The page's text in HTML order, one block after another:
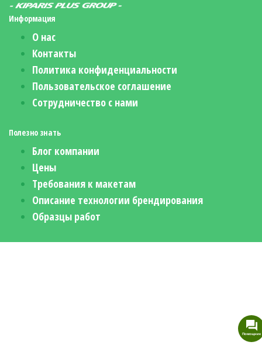
Информация
О нас
Контакты
Политика конфиденциальности
Пользовательское соглашение
Сотрудничество с нами
Полезно знать
Блог компании
Цены
Требования к макетам
Описание технологии брендирования
Образцы работ
Помощник